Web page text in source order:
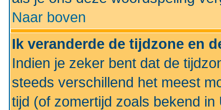
Naar boven
Ik veranderde de tijdzone en
Indien je zeker bent dat de
steeds verschillend het meest
tijd (of zomertijd zoals bekend